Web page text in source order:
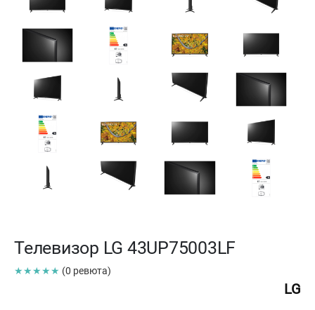
Телевизор LG 43UP75003LF
★★★★★ (0 ревюта)
LG